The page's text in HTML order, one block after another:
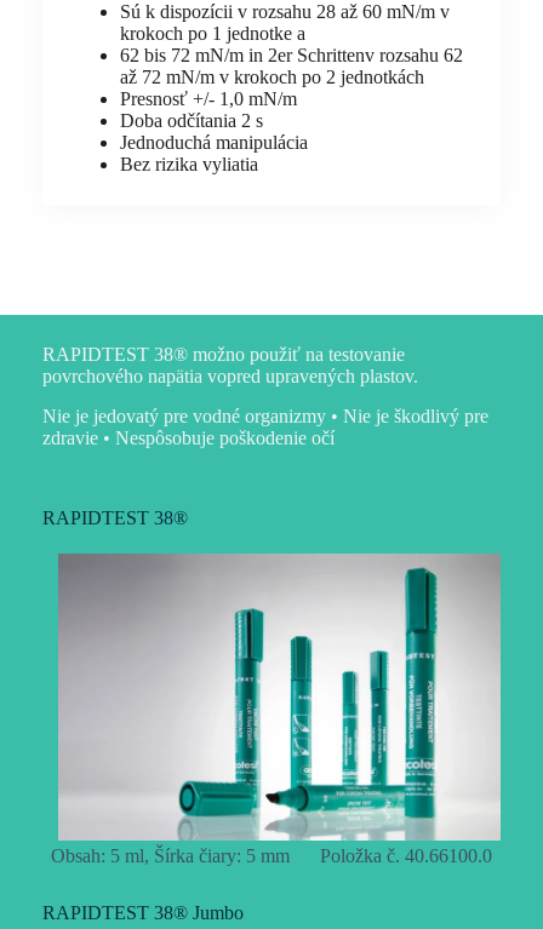
Sú k dispozícii v rozsahu 28 až 60 mN/m v
krokoch po 1 jednotke a
62 bis 72 mN/m in 2er Schrittenv rozsahu 62
až 72 mN/m v krokoch po 2 jednotkách
Presnosť +/- 1,0 mN/m
Doba odčítania 2 s
Jednoduchá manipulácia
Bez rizika vyliatia
RAPIDTEST 38® možno použiť na testovanie
povrchového napätia vopred upravených plastov.
Nie je jedovatý pre vodné organizmy • Nie je škodlivý pre
zdravie • Nespôsobuje poškodenie očí
RAPIDTEST 38®
Obsah: 5 ml, Šírka čiary: 5 mm Položka č. 40.66100.0
RAPIDTEST 38® Jumbo